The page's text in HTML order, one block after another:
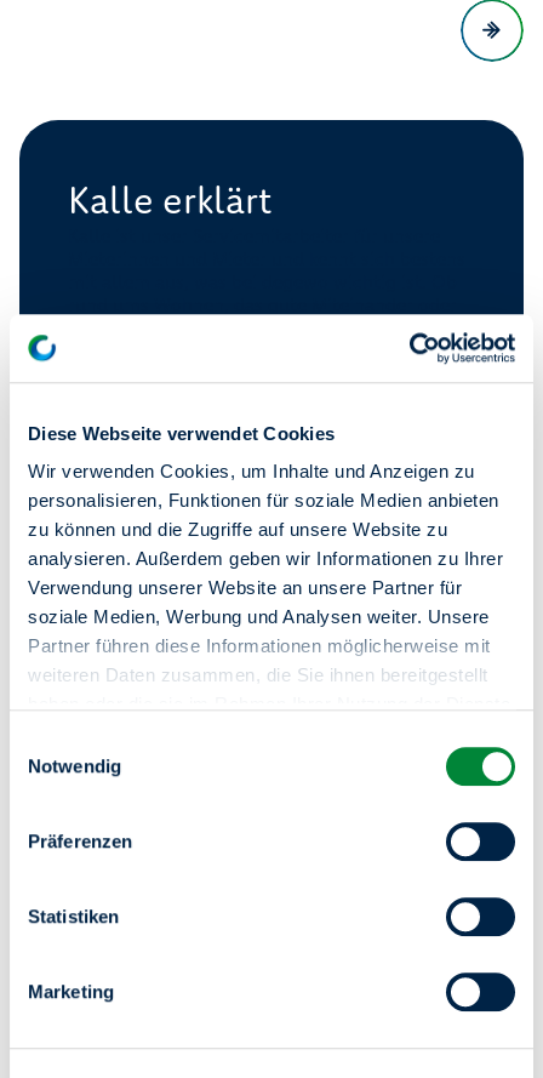
Diese Webseite verwendet Cookies
Wir verwenden Cookies, um Inhalte und Anzeigen zu
personalisieren, Funktionen für soziale Medien anbieten
zu können und die Zugriffe auf unsere Website zu
analysieren. Außerdem geben wir Informationen zu Ihrer
Verwendung unserer Website an unsere Partner für
soziale Medien, Werbung und Analysen weiter. Unsere
Partner führen diese Informationen möglicherweise mit
weiteren Daten zusammen, die Sie ihnen bereitgestellt
Sie haben das Recht Ihre erteilten Einwilligungen
jederzeit zu widerrufen. Dies ist über einen erneuten
Aufruf dieses Tools über den Button am unteren linken
Rand möglich.
Notwendig
Präferenzen
Statistiken
Marketing
Kalle erklärt
unsere Services: Auf YouTube finden Sie all seine